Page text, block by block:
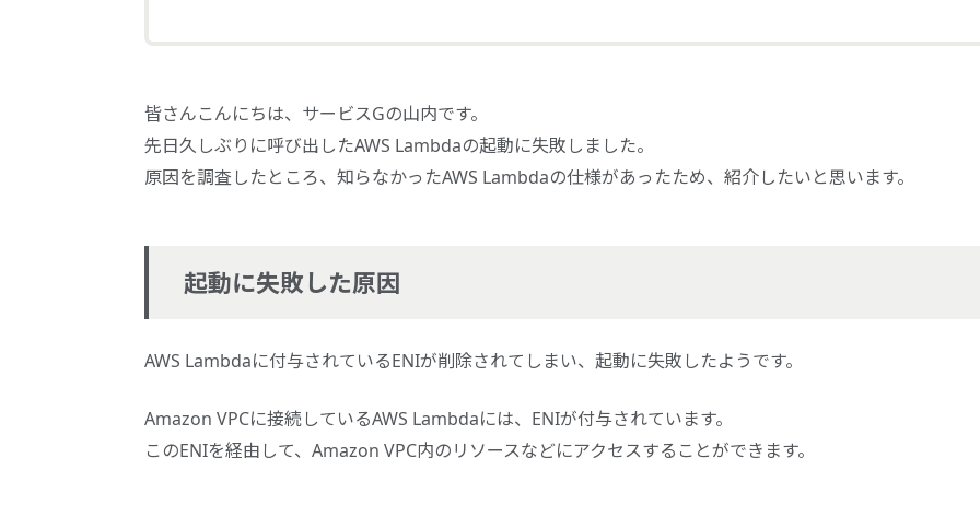
皆さんこんにちは、サービスGの山内です。
先日久しぶりに呼び出したAWS Lambdaの起動に失敗しました。
原因を調査したところ、知らなかったAWS Lambdaの仕様があったため、紹介したいと思います。
起動に失敗した原因
AWS Lambdaに付与されているENIが削除されてしまい、起動に失敗したようです。
Amazon VPCに接続しているAWS Lambdaには、ENIが付与されています。
このENIを経由して、Amazon VPC内のリソースなどにアクセスすることができます。